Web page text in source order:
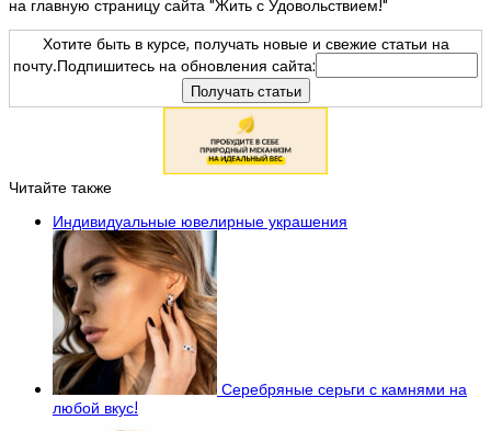
на главную страницу сайта "Жить с Удовольствием!"
Хотите быть в курсе, получать новые и свежие статьи на
почту.Подпишитесь на обновления сайта:
Читайте также
Индивидуальные ювелирные украшения
Серебряные серьги с камнями на
любой вкус!